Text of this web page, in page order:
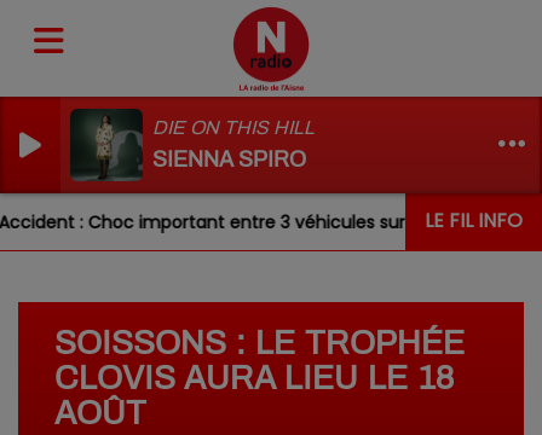
DIE ON THIS HILL
SIENNA SPIRO
LE FIL INFO
: Choc important entre 3 véhicules sur la RN31 ce matin
SOISSONS : LE TROPHÉE
CLOVIS AURA LIEU LE 18
AOÛT